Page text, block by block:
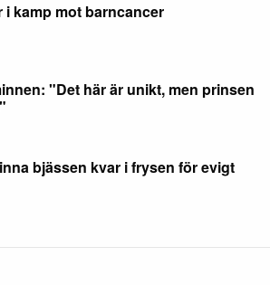
i kamp mot barncancer
"Det här är unikt, men prinsen
bjässen kvar i frysen för evigt